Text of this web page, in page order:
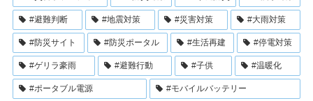
#避難判断 #地震対策 #災害対策 #大雨対策
#防災サイト #防災ポータル #生活再建 #停電対策
#ゲリラ豪雨 #避難行動 #子供 #温暖化
#ポータブル電源 #モバイルバッテリー